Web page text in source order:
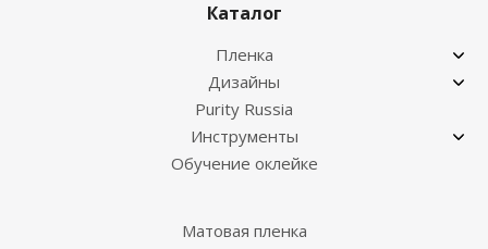
Каталог
Пленка
Дизайны
Purity Russia
Инструменты
Обучение оклейке
Матовая пленка